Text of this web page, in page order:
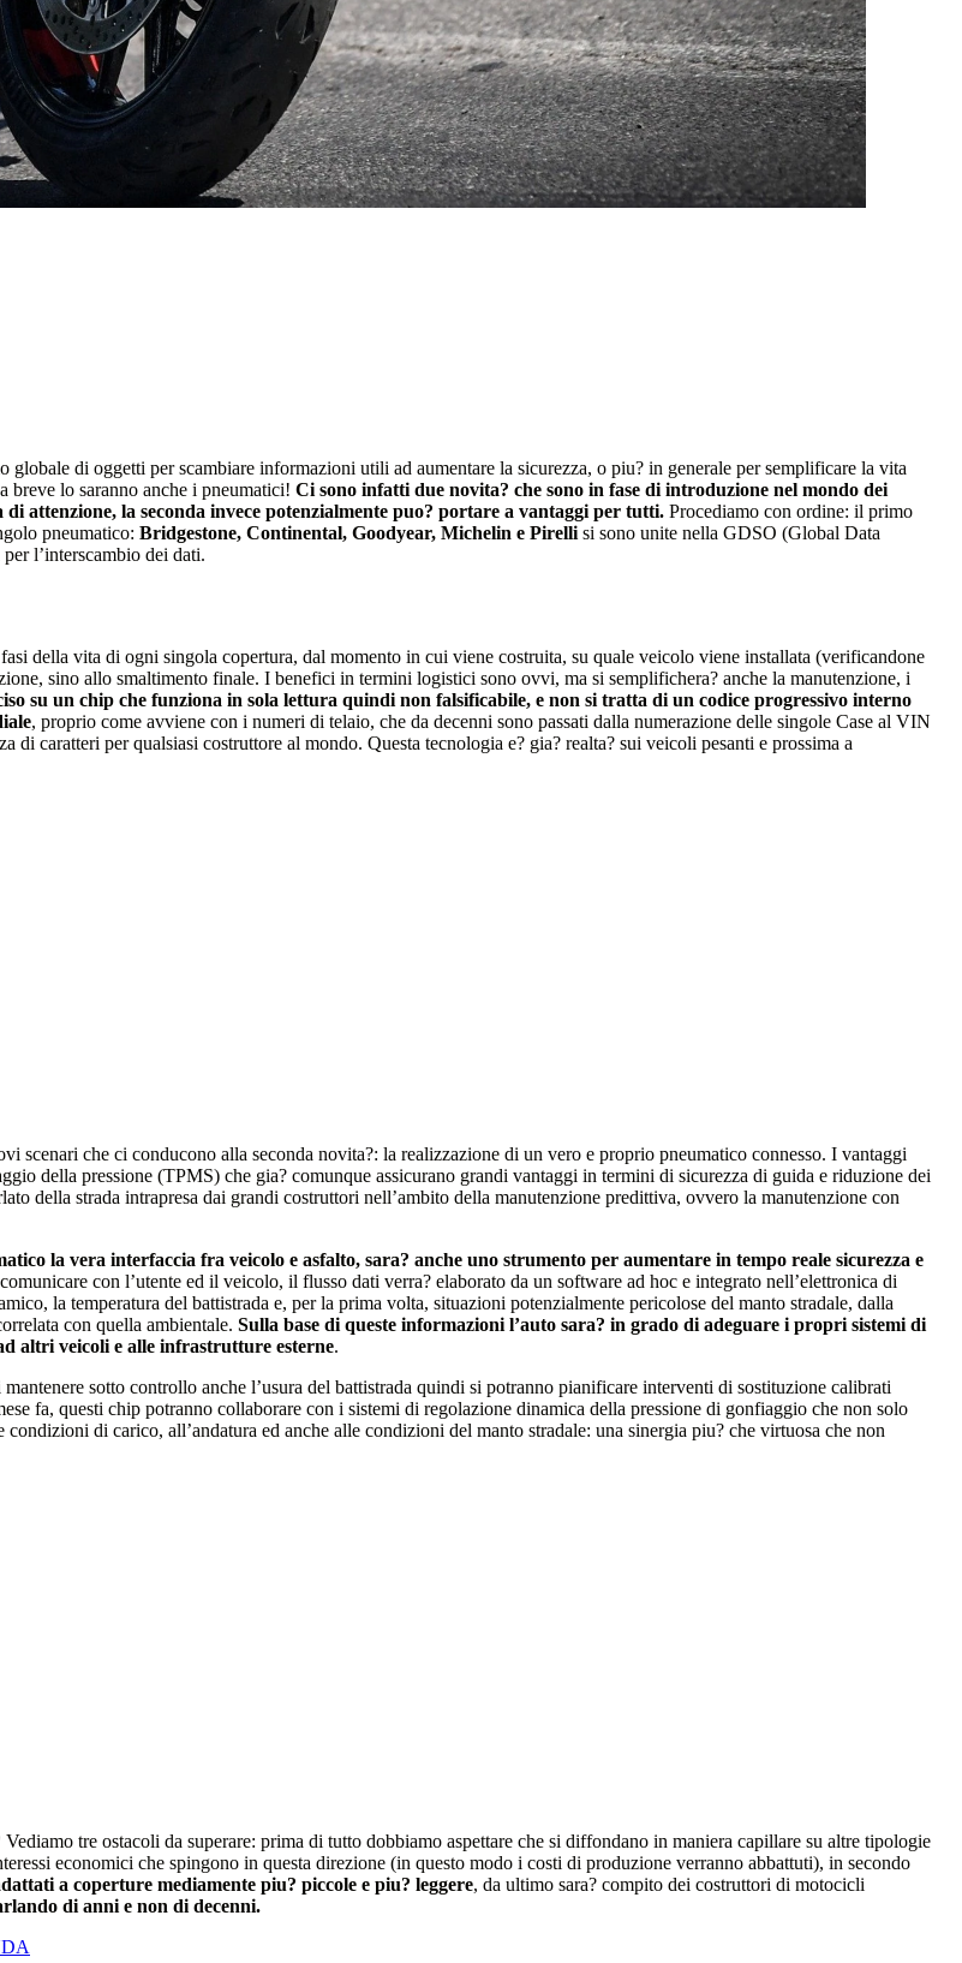
di oggetti per scambiare informazioni utili ad aumentare la sicurezza, o piu? in generale per semplificare la vita
breve lo saranno anche i pneumatici! Ci sono infatti due novita? che sono in fase di introduzione nel mondo dei
attenzione, la seconda invece potenzialmente puo? portare a vantaggi per tutti. Procediamo con ordine: il primo
pneumatico: Bridgestone, Continental, Goodyear, Michelin e Pirellisi sono unite nella GDSO (Global Data
l’interscambio dei dati.
della vita di ogni singola copertura, dal momento in cui viene costruita, su quale veicolo viene installata (verificandone
sino allo smaltimento finale. I benefici in termini logistici sono ovvi, ma si semplifichera? anche la manutenzione, i
su un chip che funziona in sola lettura quindi non falsificabile, e non si tratta di un codice progressivo interno
, proprio come avviene con i numeri di telaio, che da decenni sono passati dalla numerazione delle singole Case al VIN
caratteri per qualsiasi costruttore al mondo. Questa tecnologia e? gia? realta? sui veicoli pesanti e prossima a
scenari che ci conducono alla seconda novita?: la realizzazione di un vero e proprio pneumatico connesso. I vantaggi
della pressione (TPMS) che gia? comunque assicurano grandi vantaggi in termini di sicurezza di guida e riduzione dei
della strada intrapresa dai grandi costruttori nell’ambito della manutenzione predittiva, ovvero la manutenzione con
la vera interfaccia fra veicolo e asfalto, sara? anche uno strumento per aumentare in tempo reale sicurezza e
con l’utente ed il veicolo, il flusso dati verra? elaborato da un software ad hoc e integrato nell’elettronica di
la temperatura del battistrada e, per la prima volta, situazioni potenzialmente pericolose del manto stradale, dalla
con quella ambientale. Sulla base di queste informazioni l’auto sara? in grado di adeguare i propri sistemi di
altri veicoli e alle infrastrutture esterne.
sotto controllo anche l’usura del battistrada quindi si potranno pianificare interventi di sostituzione calibrati
fa, questi chip potranno collaborare con i sistemi di regolazione dinamica della pressione di gonfiaggio che non solo
condizioni di carico, all’andatura ed anche alle condizioni del manto stradale: una sinergia piu? che virtuosa che non
Vediamo tre ostacoli da superare: prima di tutto dobbiamo aspettare che si diffondano in maniera capillare su altre tipologie
economici che spingono in questa direzione (in questo modo i costi di produzione verranno abbattuti), in secondo
a coperture mediamente piu? piccole e piu? leggere, da ultimo sara? compito dei costruttori di motocicli
di anni e non di decenni.